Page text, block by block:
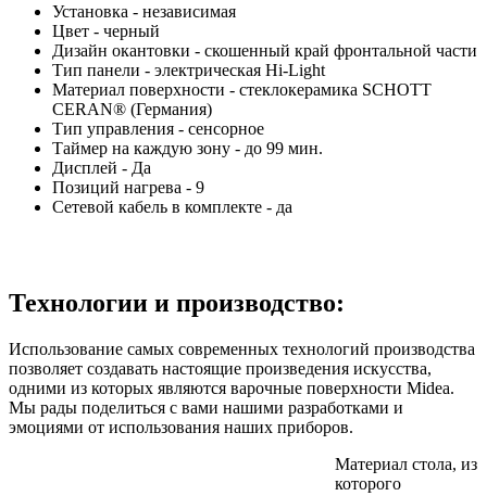
Установка - независимая
Цвет - черный
Дизайн окантовки - скошенный край фронтальной части
Тип панели - электрическая Hi-Light
Материал поверхности - стеклокерамика SCHOTT
CERAN® (Германия)
Тип управления - cенсорное
Таймер на каждую зону - до 99 мин.
Дисплей - Да
Позиций нагрева - 9
Сетевой кабель в комплекте - да
Технологии и производство:
Использование самых современных технологий производства
позволяет создавать настоящие произведения искусства,
одними из которых являются варочные поверхности Midea.
Мы рады поделиться с вами нашими разработками и
эмоциями от использования наших приборов.
Материал стола, из
которого